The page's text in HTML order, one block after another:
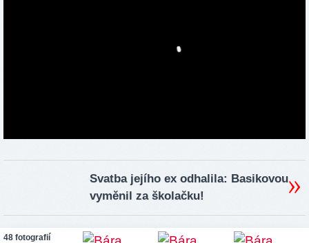
Svatba jejího ex odhalila: Basikovou
vyměnil za školačku!
48 fotografií